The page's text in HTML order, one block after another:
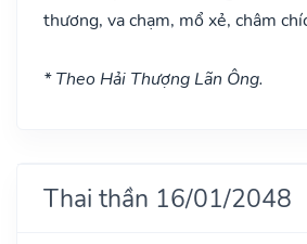
thương, va chạm, mổ xẻ, châm
* Theo Hải Thượng Lãn Ông.
Thai thần 16/01/2048